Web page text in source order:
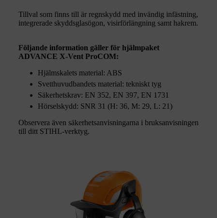
Tillval som finns till är regnskydd med invändig infästning,
integrerade skyddsglasögon, visirförlängning samt hakrem.
Följande information gäller för hjälmpaket
ADVANCE X-Vent ProCOM:
Hjälmskalets material: ABS
Svetthuvudbandets material: tekniskt tyg
Säkerhetskrav: EN 352, EN 397, EN 1731
Hörselskydd: SNR 31 (H: 36, M: 29, L: 21)
Observera även säkerhetsanvisningarna i bruksanvisningen
till ditt STIHL-verktyg.